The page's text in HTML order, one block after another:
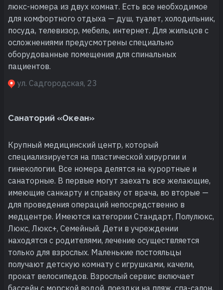
люкс-номера из двух комнат. Есть все необходимое
для комфортного отдыха — душ, туалет, холодильник,
посуда, телевизор, мебель, интернет. Для жильцов с
осложнениями предусмотрены специально
оборудованные помещения для спинальных
пациентов.
ул. Садгородская, 23
Санаторий «Океан»
Крупный медицинский центр, который
специализируется на пластической хирургии и
гинекологии. Все номера делятся на курортные и
санаторные. В первые могут заехать все желающие,
имеющие санкарту и справку от врача, во вторые —
для проведения операций непосредственно в
медцентре. Имеются категории Стандарт, Полулюкс,
Люкс, Люкс+, Семейный. Дети в учреждении
находятся с родителями, лечение осуществляется
только для взрослых. Маленькие постояльцы
получают детскую комнату с игрушками, качели,
прокат велосипедов. Взрослый сервис включает
бассейн с морской водой, поездки на пляж, спа-салон,